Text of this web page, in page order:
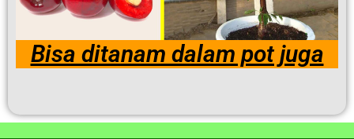
Bisa ditanam dalam pot juga